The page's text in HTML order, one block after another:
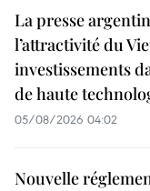
La presse
l’attractivité du
investissements
de haute
05/08/2026 04:02
Nouvelle